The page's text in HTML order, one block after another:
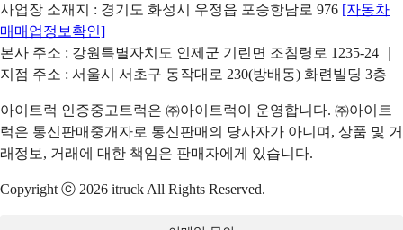
사업장 소재지 : 경기도 화성시 우정읍 포승항남로 976 [자동차
매매업정보확인]
본사 주소 : 강원특별자치도 인제군 기린면 조침령로 1235-24 ｜
지점 주소 : 서울시 서초구 동작대로 230(방배동) 화련빌딩 3층
아이트럭 인증중고트럭은 ㈜아이트럭이 운영합니다. ㈜아이트
럭은 통신판매중개자로 통신판매의 당사자가 아니며, 상품 및 거
래정보, 거래에 대한 책임은 판매자에게 있습니다.
Copyright ⓒ 2026 itruck All Rights Reserved.